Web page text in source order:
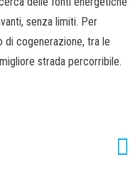
senza limiti. Per
di cogenerazione, tra le
strada percorribile.